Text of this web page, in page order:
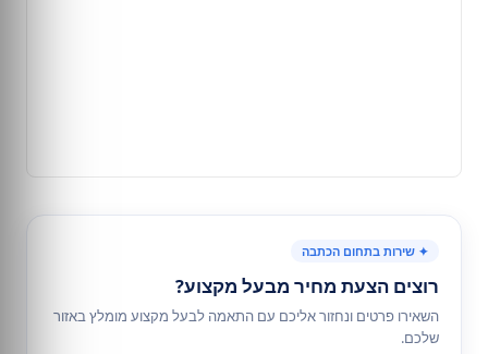
✦ שירות בתחום הכתבה
רוצים הצעת מחיר מבעל מקצוע?
השאירו פרטים ונחזור אליכם עם התאמה לבעל מקצוע מומלץ באזור
שלכם.